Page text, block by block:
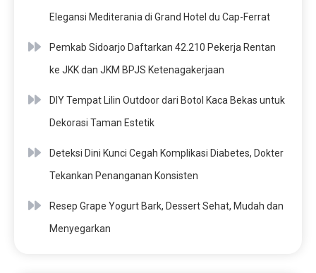
Elegansi Mediterania di Grand Hotel du Cap-Ferrat
Pemkab Sidoarjo Daftarkan 42.210 Pekerja Rentan
ke JKK dan JKM BPJS Ketenagakerjaan
DIY Tempat Lilin Outdoor dari Botol Kaca Bekas untuk
Dekorasi Taman Estetik
Deteksi Dini Kunci Cegah Komplikasi Diabetes, Dokter
Tekankan Penanganan Konsisten
Resep Grape Yogurt Bark, Dessert Sehat, Mudah dan
Menyegarkan